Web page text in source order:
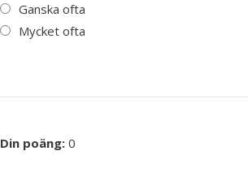
Ganska ofta
Mycket ofta
Din poäng: 0